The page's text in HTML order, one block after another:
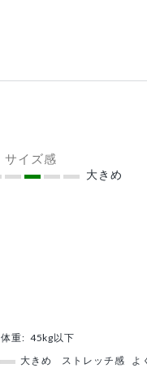
サイズ感
大きめ
体重: 45kg以下
大きめ ストレッチ感 よ